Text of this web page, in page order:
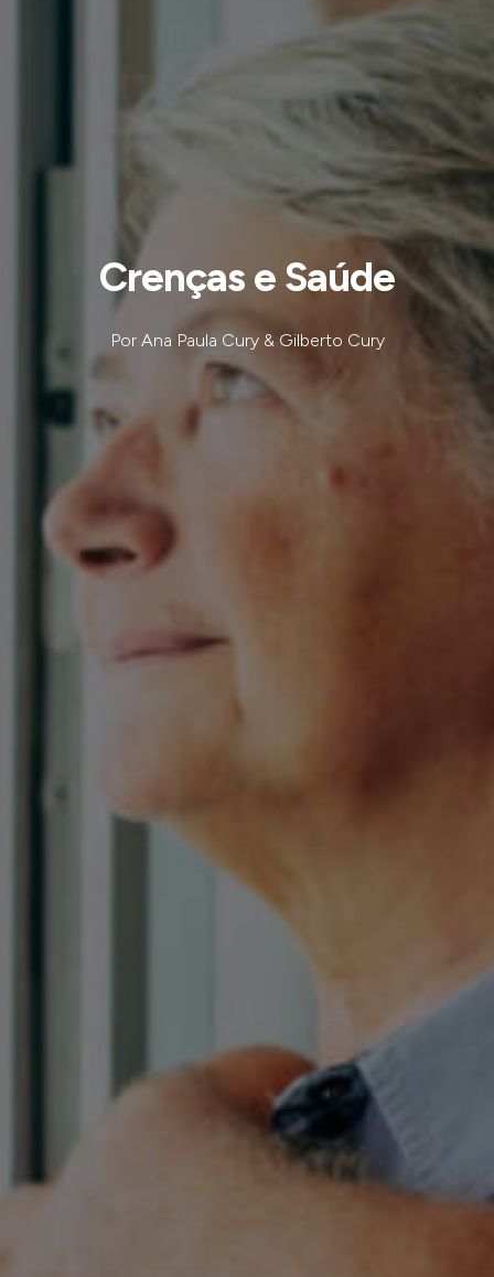
Crenças e Saúde
Por Ana Paula Cury & Gilberto Cury